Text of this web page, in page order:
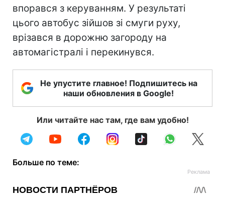
впорався з керуванням. У результаті
цього автобус зійшов зі смуги руху,
врізався в дорожню загороду на
автомагістралі і перекинувся.
Не упустите главное! Подпишитесь на
наши обновления в Google!
Или читайте нас там, где вам удобно!
Больше по теме: